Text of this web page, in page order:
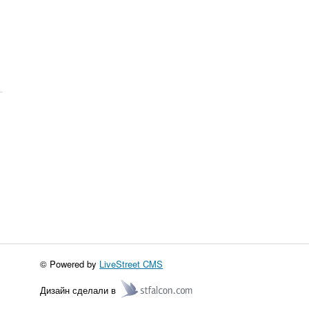
© Powered by LiveStreet CMS
Дизайн сделали в